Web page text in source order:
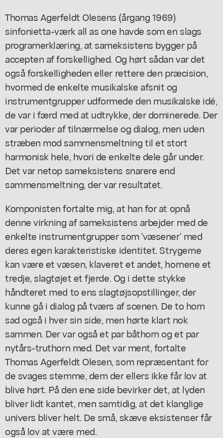
Thomas Agerfeldt Olesens (årgang 1969)
sinfonietta-værk all as one havde som en slags
programerklæring, at sameksistens bygger på
accepten af forskellighed. Og hørt sådan var det
også forskelligheden eller rettere den præcision,
hvormed de enkelte musikalske afsnit og
instrumentgrupper udformede den musikalske idé,
de var i færd med at udtrykke, der dominerede. Der
var perioder af tilnærmelse og dialog, men uden
stræben mod sammensmeltning til et stort
harmonisk hele, hvori de enkelte dele går under.
Det var netop sameksistens snarere end
sammensmeltning, der var resultatet.
Komponisten fortalte mig, at han for at opnå
denne virkning af sameksistens arbejder med de
enkelte instrumentgrupper som 'væsener' med
deres egen karakteristiske identitet. Strygerne
kan være et væsen, klaveret et andet, hornene et
tredje, slagtøjet et fjerde. Og i dette stykke
håndteret med to ens slagtøjsopstillinger, der
kunne gå i dialog på tværs af scenen. De to horn
sad også i hver sin side, men hørte klart nok
sammen. Der var også et par båthorn og et par
nytårs-truthorn med. Det var ment, fortalte
Thomas Agerfeldt Olesen, som repræsentant for
de svages stemme, dem der ellers ikke får lov at
blive hørt. På den ene side bevirker det, at lyden
bliver lidt kantet, men samtidig, at det klanglige
univers bliver helt. De små, skæve eksistenser får
også lov at være med.